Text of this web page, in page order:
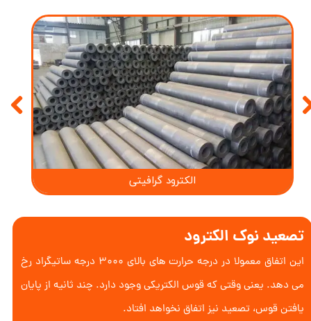
الکترود گرافیتی
تصعید نوک الکترود
این اتفاق معمولا در درجه حرارت های بالای ۳۰۰۰ درجه ساتیگراد رخ
می دهد. یعنی وقتی که قوس الکتریکی وجود دارد. چند ثانیه از پایان
یافتن قوس، تصعید نیز اتفاق نخواهد افتاد.